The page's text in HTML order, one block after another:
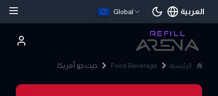
Global العربية
اللغة الحالية
الرئيسية Food Beverage جيت جو أمريكا